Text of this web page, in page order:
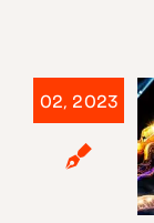
02, 2023